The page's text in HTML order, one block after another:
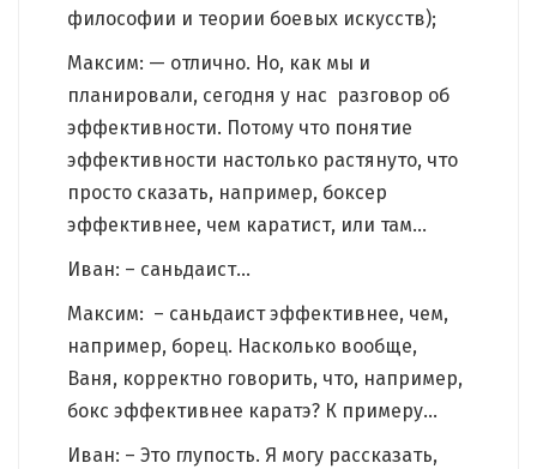
философии и теории боевых искусств);
Максим: — отлично. Но, как мы и
планировали, сегодня у нас разговор об
эффективности. Потому что понятие
эффективности настолько растянуто, что
просто сказать, например, боксер
эффективнее, чем каратист, или там…
Иван: – саньдаист…
Максим: – саньдаист эффективнее, чем,
например, борец. Насколько вообще,
Ваня, корректно говорить, что, например,
бокс эффективнее каратэ? К примеру…
Иван: – Это глупость. Я могу рассказать,